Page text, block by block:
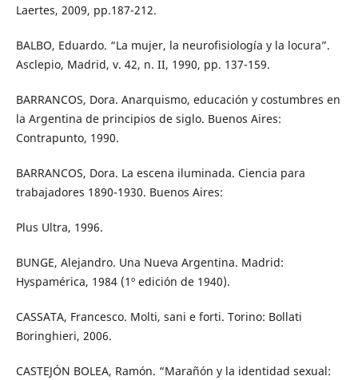
Laertes, 2009, pp.187-212.
BALBO, Eduardo. “La mujer, la neurofisiología y la locura”.
Asclepio, Madrid, v. 42, n. II, 1990, pp. 137-159.
BARRANCOS, Dora. Anarquismo, educación y costumbres en
la Argentina de principios de siglo. Buenos Aires:
Contrapunto, 1990.
BARRANCOS, Dora. La escena iluminada. Ciencia para
trabajadores 1890-1930. Buenos Aires:
Plus Ultra, 1996.
BUNGE, Alejandro. Una Nueva Argentina. Madrid:
Hyspamérica, 1984 (1º edición de 1940).
CASSATA, Francesco. Molti, sani e forti. Torino: Bollati
Boringhieri, 2006.
CASTEJÓN BOLEA, Ramón. “Marañón y la identidad sexual: